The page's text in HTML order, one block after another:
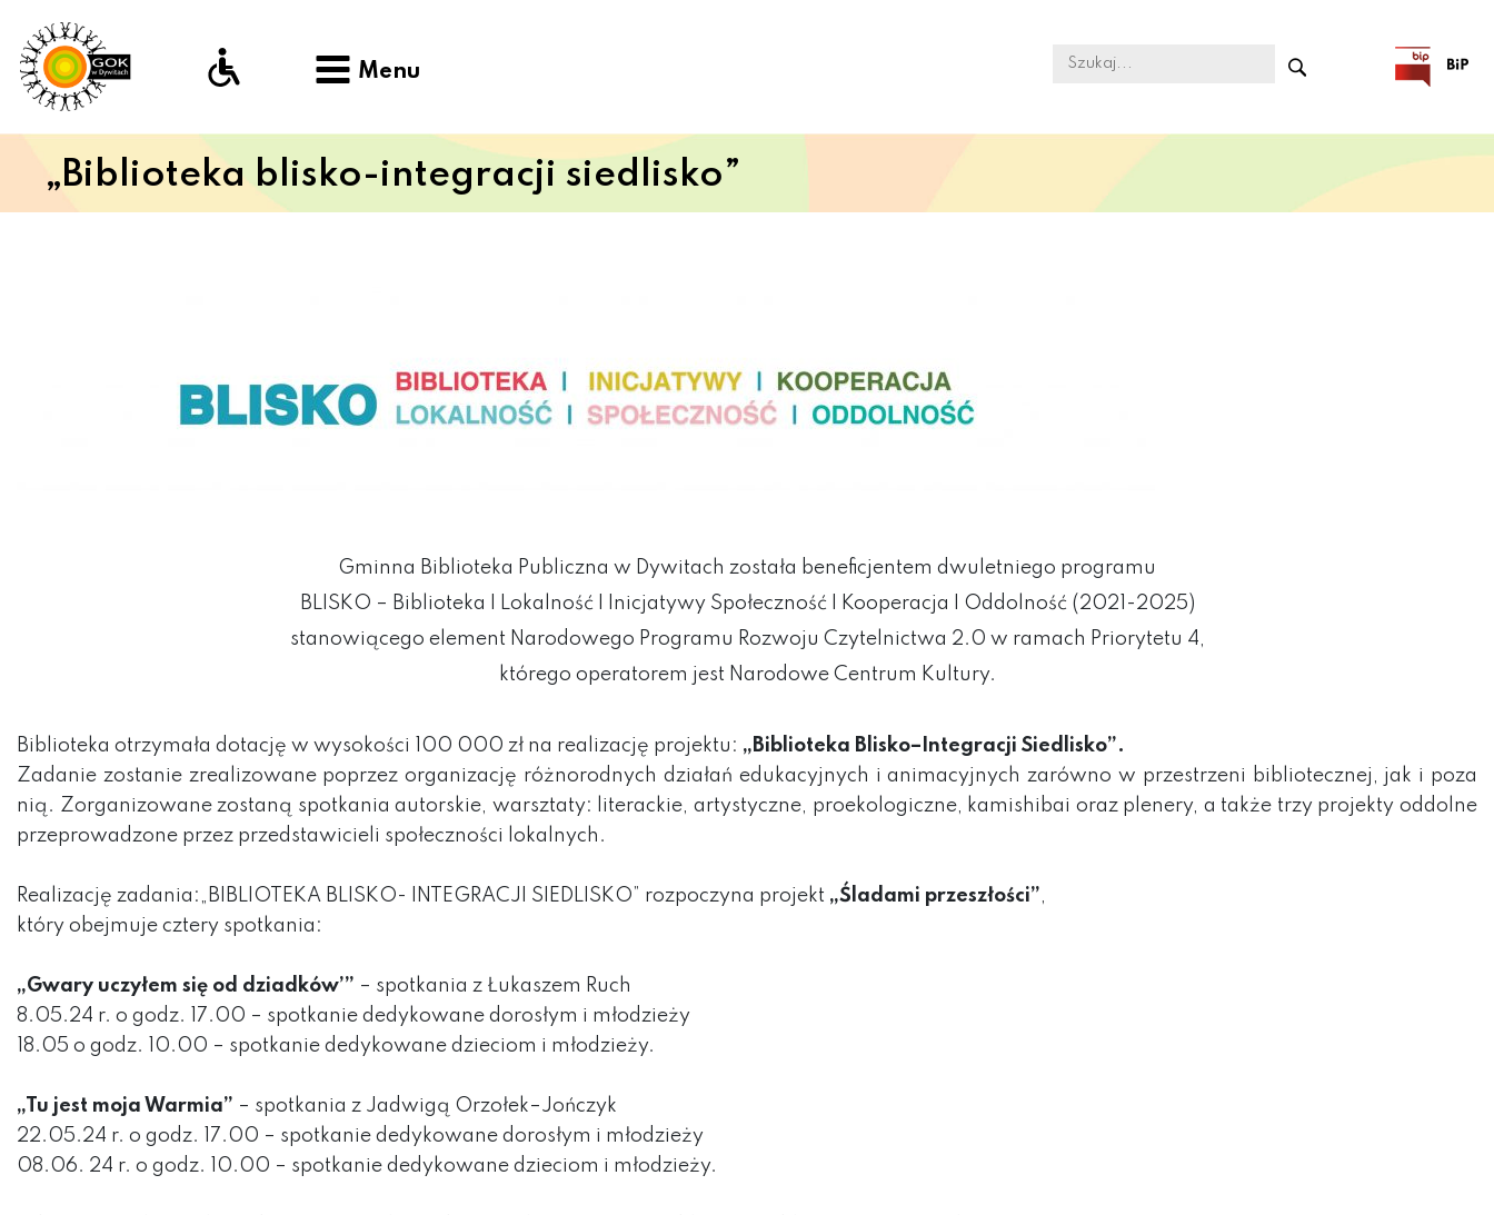
Menu
„Biblioteka blisko-integracji siedlisko”
Gminna Biblioteka Publiczna w Dywitach została beneficjentem dwuletniego programu
BLISKO – Biblioteka I Lokalność I Inicjatywy Społeczność I Kooperacja I Oddolność (2021-2025)
stanowiącego element Narodowego Programu Rozwoju Czytelnictwa 2.0 w ramach Priorytetu 4,
którego operatorem jest Narodowe Centrum Kultury.
Biblioteka otrzymała dotację w wysokości 100 000 zł na realizację projektu: „Biblioteka Blisko–Integracji Siedlisko”.
Zadanie zostanie zrealizowane poprzez organizację różnorodnych działań edukacyjnych i animacyjnych zarówno w przestrzeni bibliotecznej, jak i poza
nią. Zorganizowane zostaną spotkania autorskie, warsztaty: literackie, artystyczne, proekologiczne, kamishibai oraz plenery, a także trzy projekty oddolne
przeprowadzone przez przedstawicieli społeczności lokalnych.
Realizację zadania:„BIBLIOTEKA BLISKO- INTEGRACJI SIEDLISKO” rozpoczyna projekt „Śladami przeszłości”,
który obejmuje cztery spotkania:
„Gwary uczyłem się od dziadków’” – spotkania z Łukaszem Ruch
8.05.24 r. o godz. 17.00 – spotkanie dedykowane dorosłym i młodzieży
18.05 o godz. 10.00 – spotkanie dedykowane dzieciom i młodzieży.
„Tu jest moja Warmia” – spotkania z Jadwigą Orzołek–Jończyk
22.05.24 r. o godz. 17.00 – spotkanie dedykowane dorosłym i młodzieży
08.06. 24 r. o godz. 10.00 – spotkanie dedykowane dzieciom i młodzieży.